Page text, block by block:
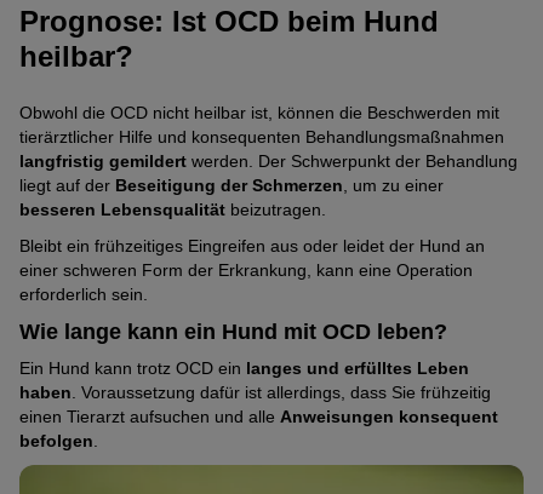
Prognose: Ist OCD beim Hund
heilbar?
Obwohl die OCD nicht heilbar ist, können die Beschwerden mit
tierärztlicher Hilfe und konsequenten Behandlungsmaßnahmen
langfristig gemildert werden. Der Schwerpunkt der Behandlung
liegt auf der Beseitigung der Schmerzen , um zu einer
besseren Lebensqualität beizutragen.
Bleibt ein frühzeitiges Eingreifen aus oder leidet der Hund an
einer schweren Form der Erkrankung, kann eine Operation
erforderlich sein.
Wie lange kann ein Hund mit OCD leben?
Ein Hund kann trotz OCD ein langes und erfülltes Leben
haben . Voraussetzung dafür ist allerdings, dass Sie frühzeitig
einen Tierarzt aufsuchen und alle Anweisungen konsequent
befolgen